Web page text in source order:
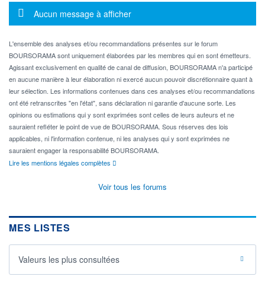
Message d'information
Aucun message à afficher
L'ensemble des analyses et/ou recommandations présentes sur le forum
BOURSORAMA sont uniquement élaborées par les membres qui en sont émetteurs.
Agissant exclusivement en qualité de canal de diffusion, BOURSORAMA n'a participé
en aucune manière à leur élaboration ni exercé aucun pouvoir discrétionnaire quant à
leur sélection. Les informations contenues dans ces analyses et/ou recommandations
ont été retranscrites "en l'état", sans déclaration ni garantie d'aucune sorte. Les
opinions ou estimations qui y sont exprimées sont celles de leurs auteurs et ne
sauraient refléter le point de vue de BOURSORAMA. Sous réserves des lois
applicables, ni l'information contenue, ni les analyses qui y sont exprimées ne
sauraient engager la responsabilité BOURSORAMA.
Lire les mentions légales complètes
Voir tous les forums
MES LISTES
Valeurs les plus consultées